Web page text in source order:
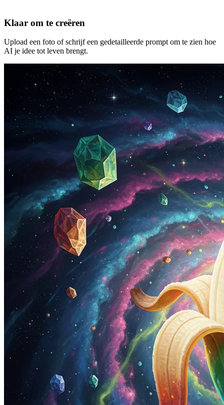
Klaar om te creëren
Upload een foto of schrijf een gedetailleerde prompt om te zien hoe
AI je idee tot leven brengt.